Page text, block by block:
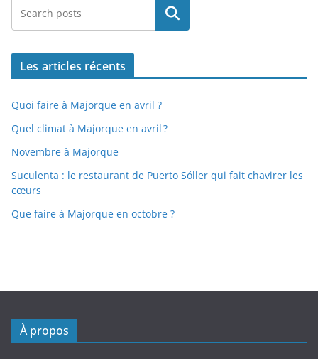
Rechercher
Les articles récents
Quoi faire à Majorque en avril ?
Quel climat à Majorque en avril ?
Novembre à Majorque
Suculenta : le restaurant de Puerto Sóller qui fait chavirer les
cœurs
Que faire à Majorque en octobre ?
À propos